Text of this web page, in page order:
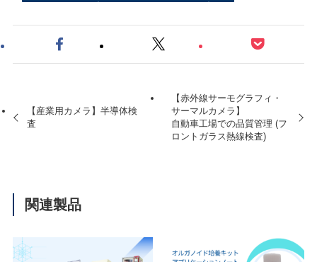
【産業用カメラ】半導体検
査
【赤外線サーモグラフィ・
サーマルカメラ】
自動車工場での品質管理 (フ
ロントガラス熱線検査)
関連製品